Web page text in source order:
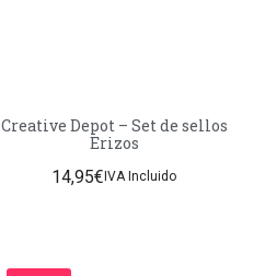
Creative Depot – Set de sellos
Erizos
14,95€ IVA Incluido